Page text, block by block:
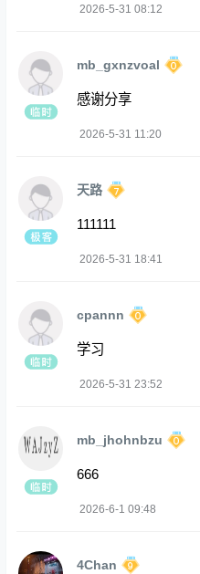
2026-5-31 08:12
mb_gxnzvoal
感谢分享
2026-5-31 11:20
天路
111111
2026-5-31 18:41
cpannn
学习
2026-5-31 23:52
mb_jhohnbzu
666
2026-6-1 09:48
4Chan